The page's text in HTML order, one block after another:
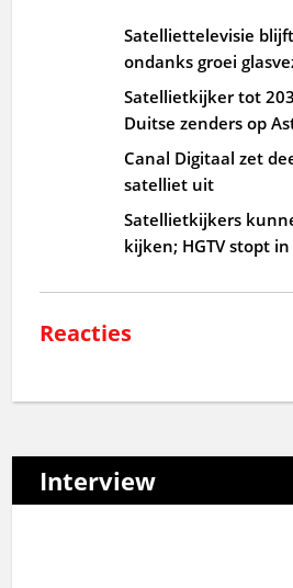
Satelliettelevisie
ondanks groei
Satellietkijker tot
Duitse zenders op
Canal Digitaal zet
satelliet uit
Satellietkijkers
kijken; HGTV stopt
Reacties
Interview